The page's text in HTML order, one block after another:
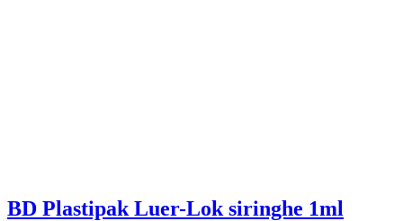
BD Plastipak Luer-Lok siringhe 1ml